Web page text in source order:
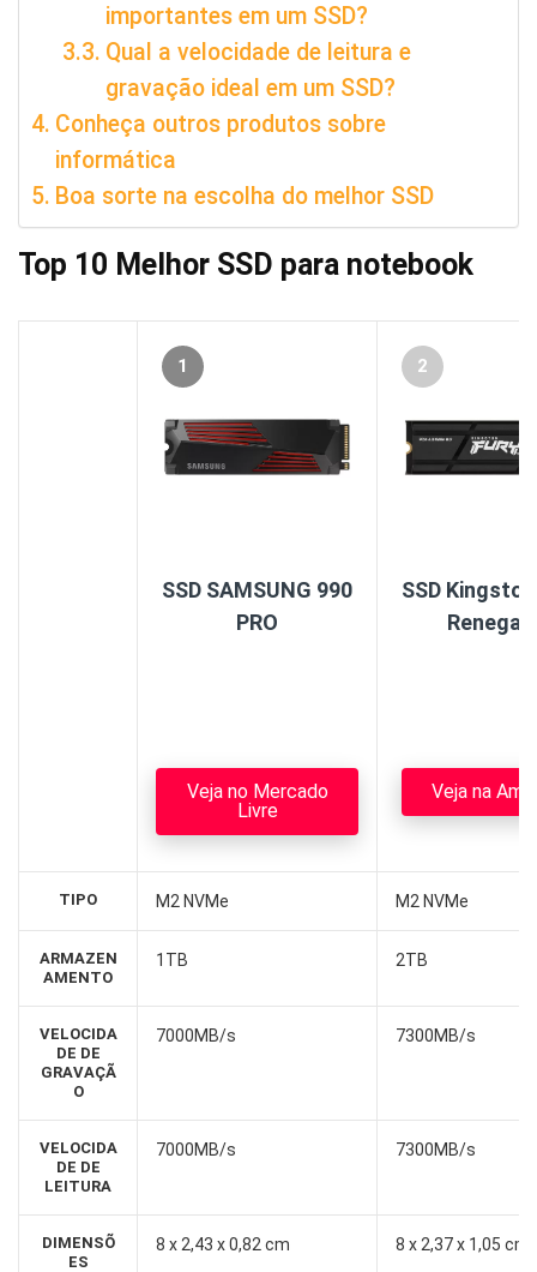
importantes em um SSD?
Qual a velocidade de leitura e
gravação ideal em um SSD?
Conheça outros produtos sobre
informática
Boa sorte na escolha do melhor SSD
Top 10 Melhor SSD para notebook
TIPO
ARMAZEN
AMENTO
VELOCIDA
DE DE
GRAVAÇÃ
O
VELOCIDA
DE DE
LEITURA
DIMENSÕ
ES
1
SSD SAMSUNG 990
PRO
Veja no Mercado
Livre
M2 NVMe
1TB
7000MB/s
7000MB/s
‎8 x 2,43 x 0,82 cm
2
SSD Kingston
Veja na
M2 NVMe
2TB
7300MB/s
7300MB/s
8 x 2,37 x 1,05 cm